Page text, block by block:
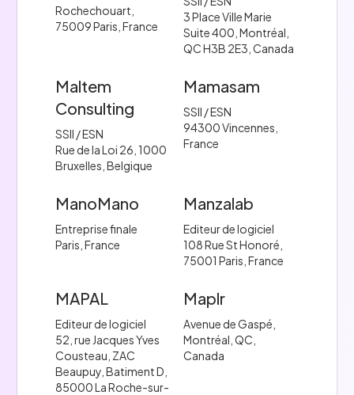
Rochechouart,
75009 Paris, France
3 Place Ville Marie
Suite 400, Montréal,
QC H3B 2E3, Canada
Maltem
Consulting
SSII / ESN
Rue de la Loi 26, 1000
Bruxelles, Belgique
Mamasam
SSII / ESN
94300 Vincennes,
France
ManoMano
Entreprise finale
Paris, France
Manzalab
Editeur de logiciel
108 Rue St Honoré,
75001 Paris, France
MAPAL
Editeur de logiciel
52, rue Jacques Yves
Cousteau, ZAC
Beaupuy, Batiment D,
85000 La Roche-sur-
Maplr
Avenue de Gaspé,
Montréal, QC,
Canada